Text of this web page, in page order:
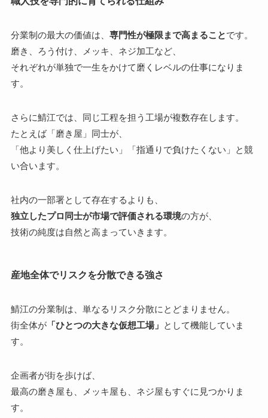
分業制の最大の価値は、 専門性が極限まで高まることです。
磨き、ろう付け、メッキ、ネジ加工など、
それぞれが単独で一生をかけて磨くレベルの仕事になりま
す。
さらに鯖江では、同じ工程を担う工場が複数存在します。
たとえば「磨き屋」同士が、
「他より美しく仕上げたい」「指通りで負けたくない」と競
い合います。
社内の一部署として存在するよりも、
独立したプロ同士が市場で評価される環境の方が、
技術の純度は自然と高まっていきます。
産地全体でリスクを分散できる強さ
鯖江の分業制は、単なるリスク分散にとどまりません。
街全体が「ひとつの大きな仮想工場」 として機能していま
す。
企画者が街を歩けば、
最高の磨き屋も、メッキ屋も、ネジ屋もすぐに見つかりま
す。